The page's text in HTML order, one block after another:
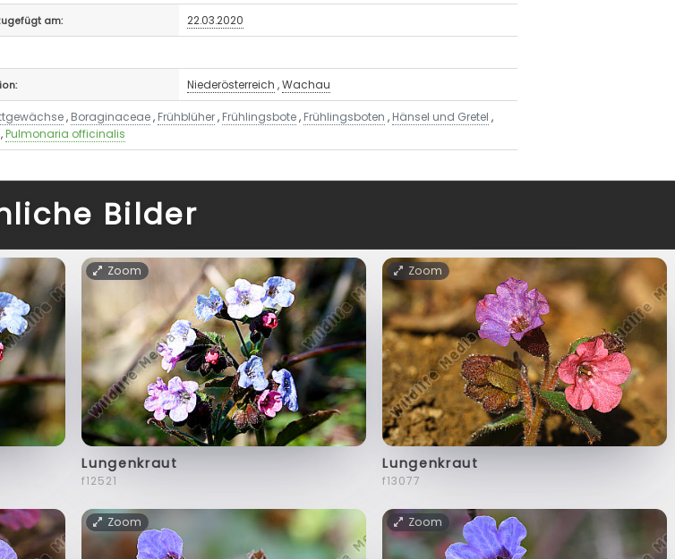
am: 22.03.2020
Niederösterreich ,Wachau
, Boraginaceae, Frühblüher, Frühlingsbote, Frühlingsboten , Hänsel und Gretel ,
,Pulmonaria officinalis
Bilder
Zoom
Lungenkraut
f12521
Zoom
Lungenkraut
f13077
Zoom Zoom